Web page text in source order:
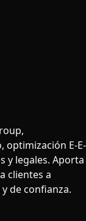
optimización E-E-
y legales. Aporta
clientes a
de confianza.